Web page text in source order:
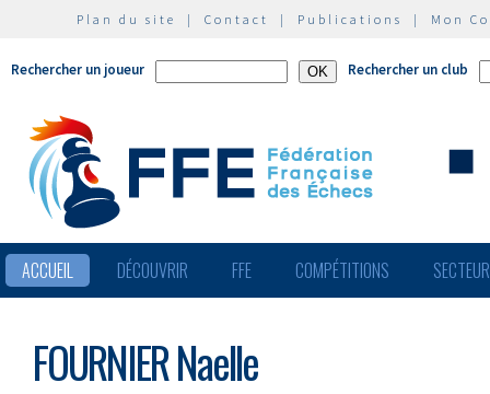
Plan du site | Contact | Publications | Mon
Rechercher un joueur Rechercher un club
ACCUEIL DÉCOUVRIR FFE COMPÉTITIONS
FOURNIER Naelle